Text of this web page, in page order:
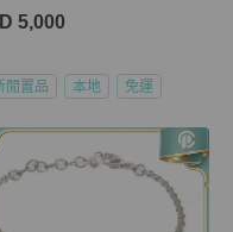
5,000
閒置品 本地 免運